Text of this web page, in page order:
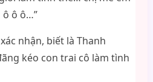
ô ô…”
nhận, biết là Thanh
kéo con trai cô làm tình